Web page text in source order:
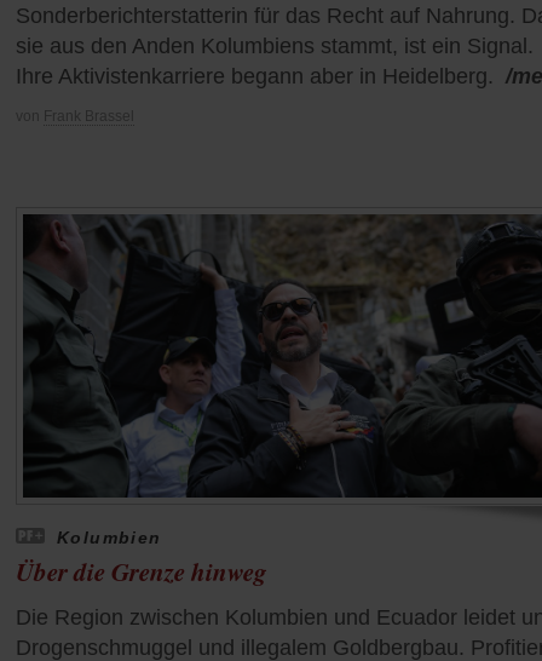
Sonderberichterstatterin für das Recht auf Nahrung.
sie aus den Anden Kolumbiens stammt, ist ein Signal.
Ihre Aktivistenkarriere begann aber in Heidelberg. /
von Frank Brassel
Kolumbien
Über die Grenze hinweg
Die Region zwischen Kolumbien und Ecuador leidet
Drogenschmuggel und illegalem Goldbergbau.